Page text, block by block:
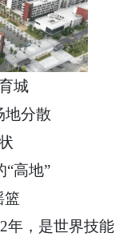
城
地分散
“高地”
篮
，是世界技能